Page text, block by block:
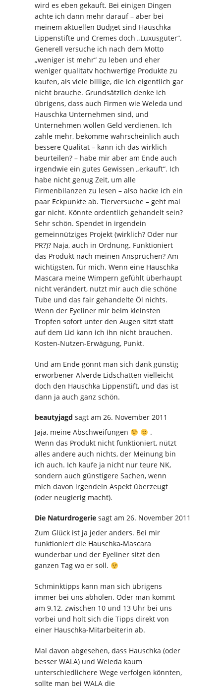
wird es eben gekauft. Bei einigen Dingen
achte ich dann mehr darauf – aber bei
meinem aktuellen Budget sind Hauschka
Lippenstifte und Cremes doch „Luxusgüter“.
Generell versuche ich nach dem Motto
„weniger ist mehr“ zu leben und eher
weniger qualitatv hochwertige Produkte zu
kaufen, als viele billige, die ich eigentlich gar
nicht brauche. Grundsätzlich denke ich
übrigens, dass auch Firmen wie Weleda und
Hauschka Unternehmen sind, und
Unternehmen wollen Geld verdienen. Ich
zahle mehr, bekomme wahrscheinlich auch
bessere Qualität – kann ich das wirklich
beurteilen? – habe mir aber am Ende auch
irgendwie ein gutes Gewissen „erkauft“. Ich
habe nicht genug Zeit, um alle
Firmenbilanzen zu lesen – also hacke ich ein
paar Eckpunkte ab. Tierversuche – geht mal
gar nicht. Könnte ordentlich gehandelt sein?
Sehr schön. Spendet in irgendein
gemeinnütziges Projekt (wirklich? Oder nur
PR?)? Naja, auch in Ordnung. Funktioniert
das Produkt nach meinen Ansprüchen? Am
wichtigsten, für mich. Wenn eine Hauschka
Mascara meine Wimpern gefühlt überhaupt
nicht verändert, nutzt mir auch die schöne
Tube und das fair gehandelte Öl nichts.
Wenn der Eyeliner mir beim kleinsten
Tropfen sofort unter den Augen sitzt statt
auf dem Lid kann ich ihn nicht brauchen.
Kosten-Nutzen-Erwägung, Punkt.
Und am Ende gönnt man sich dank günstig
erworbener Alverde Lidschatten vielleicht
doch den Hauschka Lippenstift, und das ist
dann ja auch ganz schön.
beautyjagd sagt am 26. November 2011
Jaja, meine Abschweifungen
.
Wenn das Produkt nicht funktioniert, nützt
alles andere auch nichts, der Meinung bin
ich auch. Ich kaufe ja nicht nur teure NK,
sondern auch günstigere Sachen, wenn
mich davon irgendein Aspekt überzeugt
(oder neugierig macht).
Die Naturdrogerie sagt am 26. November 2011
Zum Glück ist ja jeder anders. Bei mir
funktioniert die Hauschka-Mascara
wunderbar und der Eyeliner sitzt den
ganzen Tag wo er soll.
Schminktipps kann man sich übrigens
immer bei uns abholen. Oder man kommt
am 9.12. zwischen 10 und 13 Uhr bei uns
vorbei und holt sich die Tipps direkt von
einer Hauschka-Mitarbeiterin ab.
Mal davon abgesehen, dass Hauschka (oder
besser WALA) und Weleda kaum
unterschiedlichere Wege verfolgen könnten,
sollte man bei WALA die